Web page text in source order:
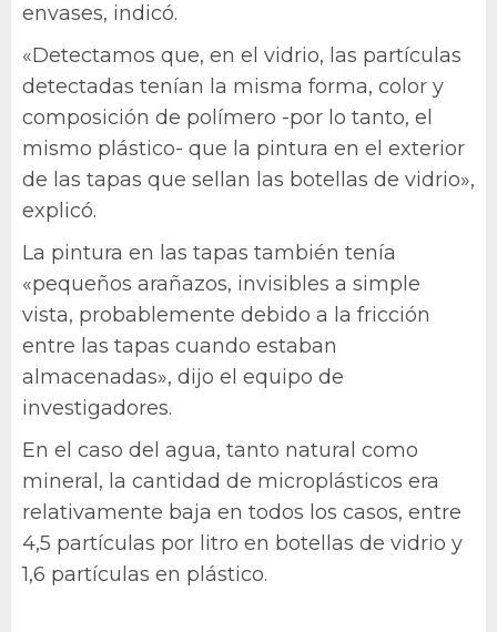
envases, indicó.
«Detectamos que, en el vidrio, las partículas
detectadas tenían la misma forma, color y
composición de polímero -por lo tanto, el
mismo plástico- que la pintura en el exterior
de las tapas que sellan las botellas de vidrio»,
explicó.
La pintura en las tapas también tenía
«pequeños arañazos, invisibles a simple
vista, probablemente debido a la fricción
entre las tapas cuando estaban
almacenadas», dijo el equipo de
investigadores.
En el caso del agua, tanto natural como
mineral, la cantidad de microplásticos era
relativamente baja en todos los casos, entre
4,5 partículas por litro en botellas de vidrio y
1,6 partículas en plástico.